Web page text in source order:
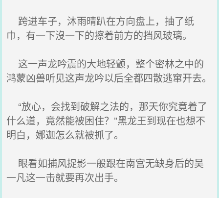
跨进车子，沐雨晴趴在方向盘上，抽了纸
巾，有一下沒一下的擦着前方的挡风玻璃。
这一声龙吟震的大地轻颤，整个密林之中的
鸿蒙凶兽听见这声龙吟以后全都四散逃窜开去。
“放心，会找到破解之法的，那天你究竟着了
什么道，竟然能被困住？”黑龙王到现在也想不
明白，娜迦怎么就被抓了。
眼看如捕风捉影一般跟在南宫无缺身后的吴
一凡这一击就要再次出手。